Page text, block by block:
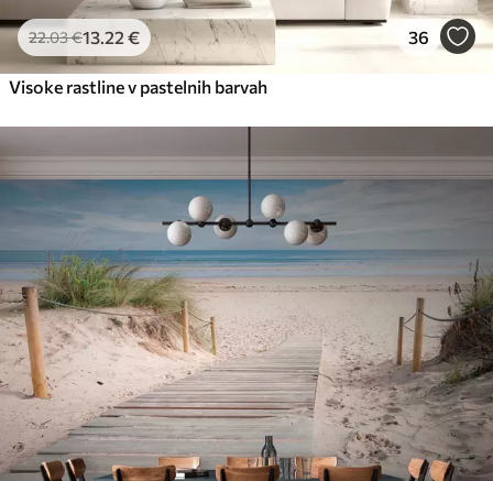
22.03€13 .22 € 36
Visoke rastline v pastelnih barvah